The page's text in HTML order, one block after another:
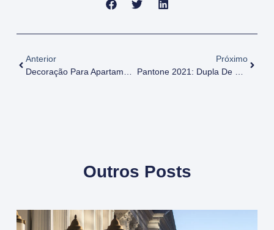
Anterior
Próximo
Outros Posts